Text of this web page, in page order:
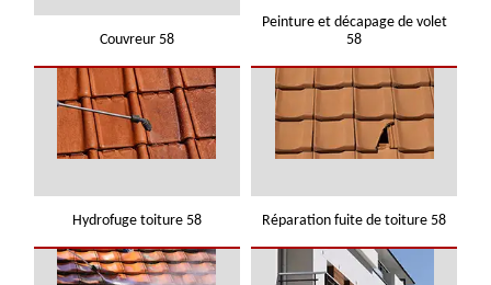
Couvreur 58
Peinture et décapage de volet
58
Hydrofuge toiture 58 Réparation fuite de toiture 58